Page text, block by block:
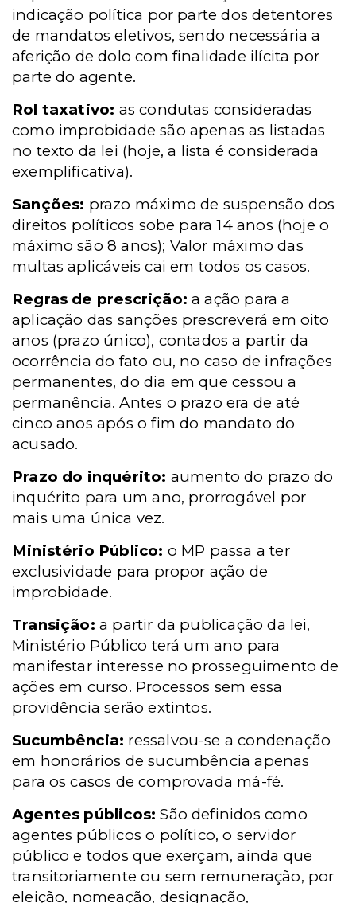
indicação política por parte dos detentores
de mandatos eletivos, sendo necessária a
aferição de dolo com finalidade ilícita por
parte do agente.
Rol taxativo: as condutas consideradas
como improbidade são apenas as listadas
no texto da lei (hoje, a lista é considerada
exemplificativa).
Sanções: prazo máximo de suspensão dos
direitos políticos sobe para 14 anos (hoje o
máximo são 8 anos); Valor máximo das
multas aplicáveis cai em todos os casos.
Regras de prescrição: a ação para a
aplicação das sanções prescreverá em oito
anos (prazo único), contados a partir da
ocorrência do fato ou, no caso de infrações
permanentes, do dia em que cessou a
permanência. Antes o prazo era de até
cinco anos após o fim do mandato do
acusado.
Prazo do inquérito: aumento do prazo do
inquérito para um ano, prorrogável por
mais uma única vez.
Ministério Público: o MP passa a ter
exclusividade para propor ação de
improbidade.
Transição: a partir da publicação da lei,
Ministério Público terá um ano para
manifestar interesse no prosseguimento de
ações em curso. Processos sem essa
providência serão extintos.
Sucumbência: ressalvou-se a condenação
em honorários de sucumbência apenas
para os casos de comprovada má-fé.
Agentes públicos: São definidos como
agentes públicos o político, o servidor
público e todos que exerçam, ainda que
transitoriamente ou sem remuneração, por
eleição, nomeação, designação,